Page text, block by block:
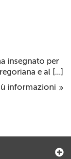
insegnato per
e al [...]
informazioni